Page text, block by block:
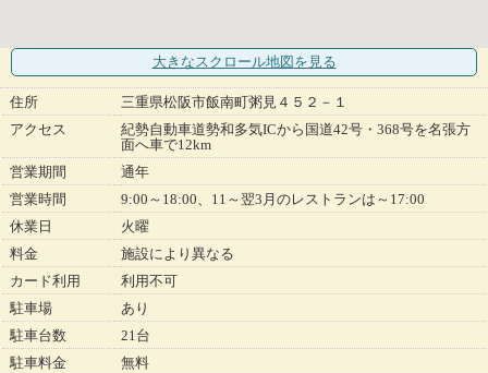
大きなスクロール地図 を見る
住所
三重県松阪市飯南町粥見４５２－１
アクセス
紀勢自動車道勢和多気ICから国道42号・368号を名張方
面へ車で12km
営業期間
通年
営業時間
9:00～18:00、11～翌3月のレストランは～17:00
休業日
火曜
料金
施設により異なる
カード利用
利用不可
駐車場
あり
駐車台数
21台
駐車料金
無料